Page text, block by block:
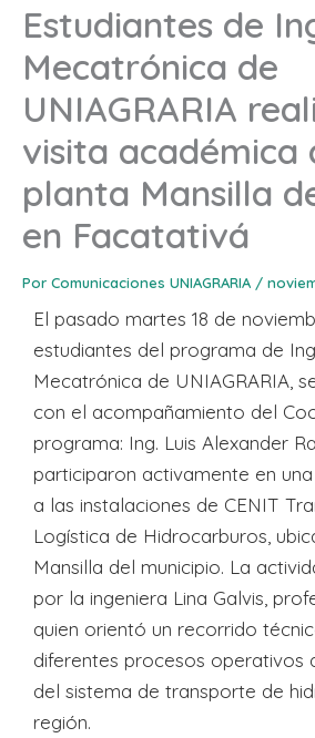
Estudiantes de
Mecatrónica de
UNIAGRARIA
visita académica
planta Mansilla
en Facatativá
Por Comunicaciones UNIAGRARIA /
El pasado martes 18 de
estudiantes del programa de
Mecatrónica de UNIAGRARIA,
con el acompañamiento del
programa: Ing. Luis Alexander
participaron activamente en
a las instalaciones de CENIT
Logística de Hidrocarburos,
Mansilla del municipio. La
por la ingeniera Lina Galvis,
quien orientó un recorrido
diferentes procesos operativos
del sistema de transporte de
región.